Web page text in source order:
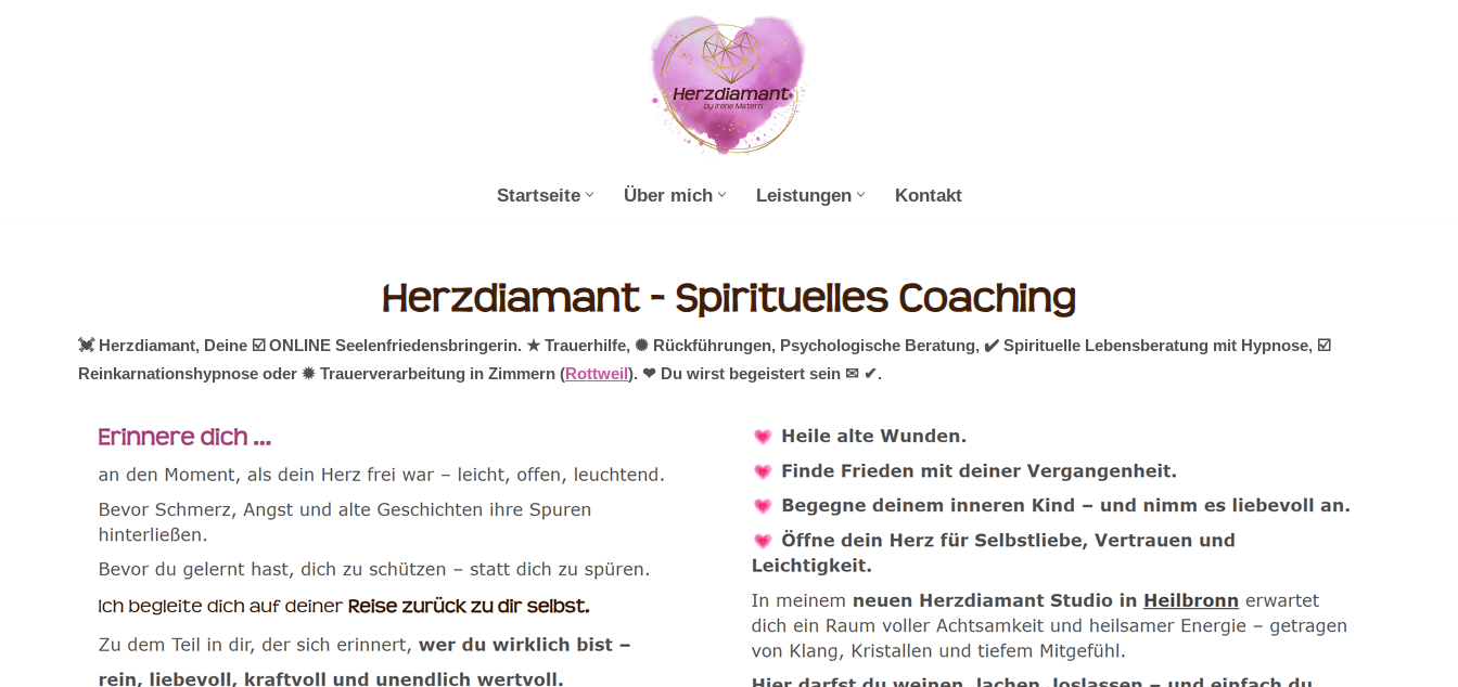
Startseite Über mich Leistungen Kontakt
💓️ Herzdiamant, Deine ☑️ ONLINE Seelenfriedensbringerin. ★ Trauerhilfe, ✺ Rückführungen, Psychologische Beratung, ✔️ Spirituelle Lebensberatung mit Hypnose, ☑️
Reinkarnationshypnose oder ✹ Trauerverarbeitung in Zimmern (Rottweil). ❤ Du wirst begeistert sein ✉ ✔.